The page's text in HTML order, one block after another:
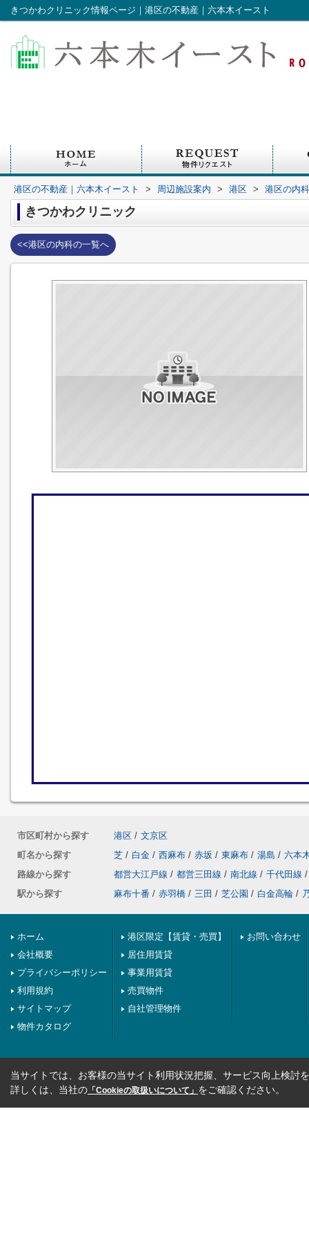
きつかわクリニック情報ページ｜港区の不動産｜六本木イースト
港区の不動産｜六本木イースト > 周辺施設案内 > 港区 > 港区の内科
きつかわクリニック
<<港区の内科の一覧へ
市区町村から探す 港区 / 文京区
町名から探す
芝 / 白金 / 西麻布 / 赤坂 / 東麻布 / 湯島 / 六本
路線から探す
都営大江戸線 / 都営三田線 / 南北線 / 千代田線 /
駅から探す
麻布十番 / 赤羽橋 / 三田 / 芝公園 / 白金高輪 /
ホーム
会社概要
プライバシーポリシー
利用規約
サイトマップ
物件カタログ
港区限定【賃貸・売買】
居住用賃貸
事業用賃貸
売買物件
自社管理物件
お問い合わせ
当サイトでは、お客様の当サイト利用状況把握、サービス向上検討
詳しくは、当社の 「Cookieの取扱いについて」 をご確認ください。